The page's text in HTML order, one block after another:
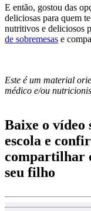
E então, gostou das
deliciosas para quem
nutritivos e deliciosos
de sobremesas e
Este é um material
médico e/ou
Baixe o vídeo
escola e
compartilhar
seu filho